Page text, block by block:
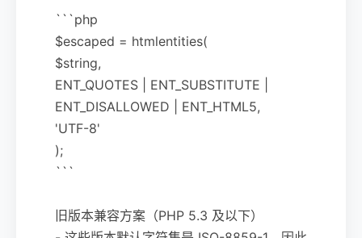
```php
$escaped = htmlentities(
$string,
ENT_QUOTES | ENT_SUBSTITUTE |
ENT_DISALLOWED | ENT_HTML5,
'UTF-8'
);
```
旧版本兼容方案（PHP 5.3 及以下）